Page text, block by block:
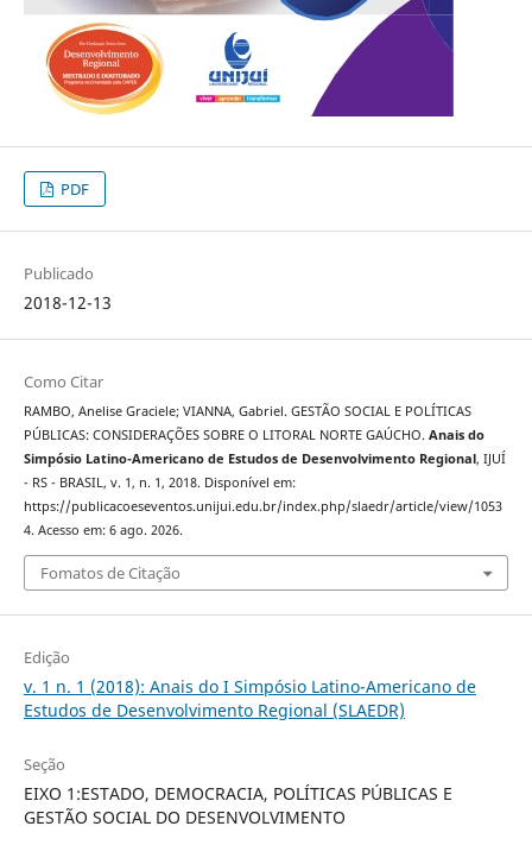
PDF
Publicado
2018-12-13
Como Citar
RAMBO, Anelise Graciele; VIANNA, Gabriel. GESTÃO SOCIAL E POLÍTICAS
PÚBLICAS: CONSIDERAÇÕES SOBRE O LITORAL NORTE GAÚCHO. Anais do
Simpósio Latino-Americano de Estudos de Desenvolvimento Regional, IJUÍ
- RS - BRASIL, v. 1, n. 1, 2018. Disponível em:
https://publicacoeseventos.unijui.edu.br/index.php/slaedr/article/view/1053
4. Acesso em: 6 ago. 2026.
Fomatos de Citação
Edição
v. 1 n. 1 (2018): Anais do I Simpósio Latino-Americano de
Estudos de Desenvolvimento Regional (SLAEDR)
Seção
EIXO 1:ESTADO, DEMOCRACIA, POLÍTICAS PÚBLICAS E
GESTÃO SOCIAL DO DESENVOLVIMENTO